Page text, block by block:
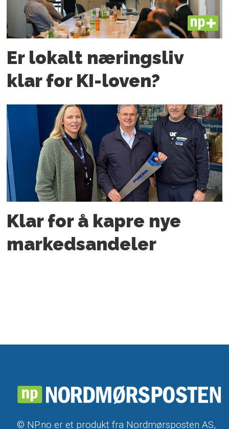
PLUS
Er lokalt næringsliv
klar for KI-loven?
Klar for å kapre nye
markedsandeler
© NP.no er et produkt fra Nordmørsposten AS,